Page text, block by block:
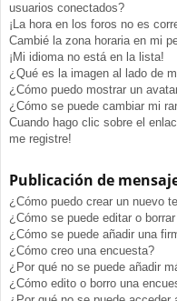
usuarios conectados?
¡La hora en los foros no es
Cambié la zona horaria en mi
¡Mi idioma no está en la lista!
¿Qué es la imagen al lado de
¿Cómo puedo mostrar un
¿Cómo se puede cambiar mi
Cuando hago clic sobre el
me registre!
Publicación de
¿Cómo puedo crear un nuevo
¿Cómo se puede editar o
¿Cómo se puede añadir una
¿Cómo creo una encuesta?
¿Por qué no se puede añadir
¿Cómo edito o borro una